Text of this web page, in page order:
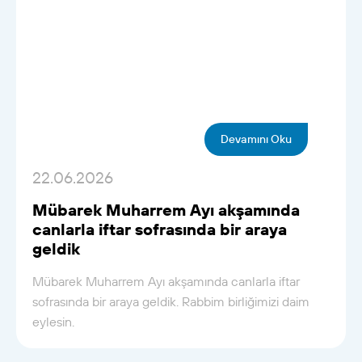
Devamını Oku
22.06.2026
Mübarek Muharrem Ayı akşamında
canlarla iftar sofrasında bir araya
geldik
Mübarek Muharrem Ayı akşamında canlarla iftar
sofrasında bir araya geldik. Rabbim birliğimizi daim
eylesin.